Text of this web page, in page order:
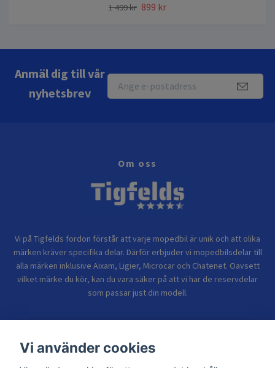
1 499 kr 899 kr
Anmäl dig till vår
nyhetsbrev
Om oss
Vi på Tigfelds fordon förstår att varje mopedbil är unik och att olika
märken kräver specifika delar. Därför erbjuder vi mopedbilsdelar till
alla märken inklusive Aixam, Ligier, Microcar och Chatenet. Oavsett
vilket märke du kör, kan du vara säker på att vi har de reservdelar
som passar just din modell.
Vi använder cookies